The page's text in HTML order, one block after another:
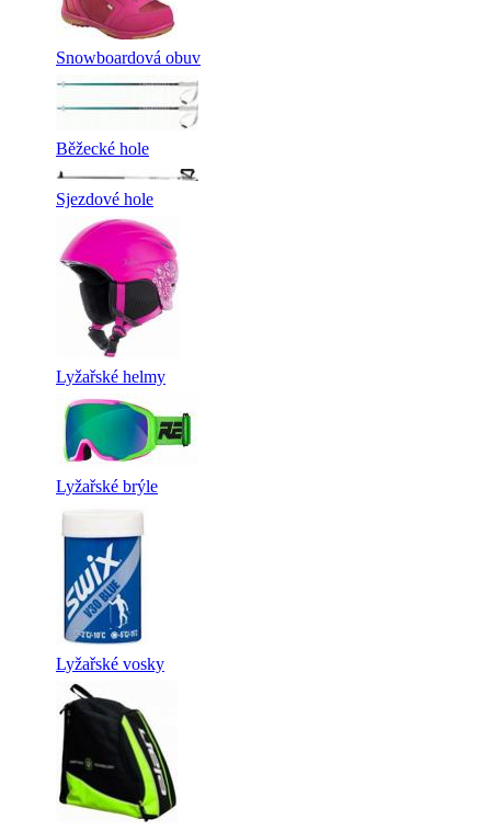
Snowboardová obuv
Běžecké hole
Sjezdové hole
Lyžařské helmy
Lyžařské brýle
Lyžařské vosky